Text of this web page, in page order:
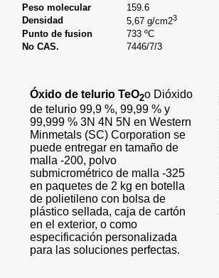
Peso molecular
159.6
Densidad
5,67 g/cm23
Punto de fusion
733 ºC
No CAS.
7446/7/3
Óxido de telurio TeO2o Dióxido
de telurio 99,9 %, 99,99 % y
99,999 % 3N 4N 5N en Western
Minmetals (SC) Corporation se
puede entregar en tamaño de
malla -200, polvo
submicrométrico de malla -325
en paquetes de 2 kg en botella
de polietileno con bolsa de
plástico sellada, caja de cartón
en el exterior, o como
especificación personalizada
para las soluciones perfectas.